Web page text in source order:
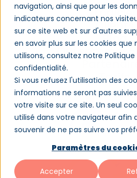
navigation, ainsi que pour les
indicateurs concernant nos
sur ce site web et sur d'autres
en savoir plus sur les cookies que
utilisons, consultez notre Politique
confidentialité.
Si vous refusez l'utilisation des
informations ne seront pas
votre visite sur ce site. Un seul
utilisé dans votre navigateur afin
souvenir de ne pas suivre vos
Paramètres du
Accepter
Logiciel
Clients
Blog
Qui sommes-
Tarifs
Avenir
Gestion de la
formation